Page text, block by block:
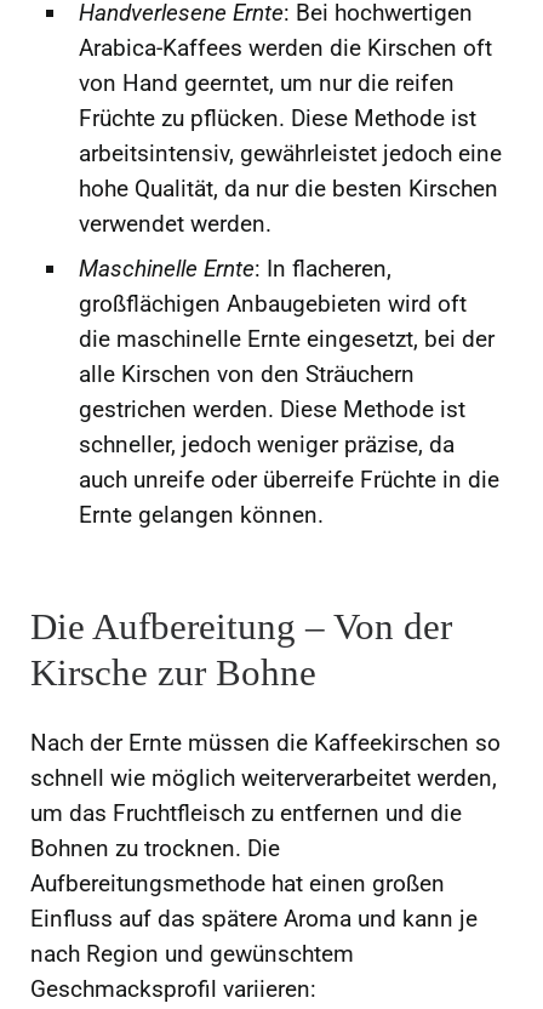
Handverlesene Ernte: Bei hochwertigen
Arabica-Kaffees werden die Kirschen oft
von Hand geerntet, um nur die reifen
Früchte zu pflücken. Diese Methode ist
arbeitsintensiv, gewährleistet jedoch eine
hohe Qualität, da nur die besten Kirschen
verwendet werden.
Maschinelle Ernte: In flacheren,
großflächigen Anbaugebieten wird oft
die maschinelle Ernte eingesetzt, bei der
alle Kirschen von den Sträuchern
gestrichen werden. Diese Methode ist
schneller, jedoch weniger präzise, da
auch unreife oder überreife Früchte in die
Ernte gelangen können.
Die Aufbereitung – Von der
Kirsche zur Bohne
Nach der Ernte müssen die Kaffeekirschen so
schnell wie möglich weiterverarbeitet werden,
um das Fruchtfleisch zu entfernen und die
Bohnen zu trocknen. Die
Aufbereitungsmethode hat einen großen
Einfluss auf das spätere Aroma und kann je
nach Region und gewünschtem
Geschmacksprofil variieren: